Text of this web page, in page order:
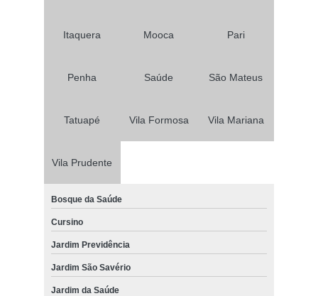
Itaquera Mooca Pari
Penha Saúde São Mateus
Tatuapé Vila Formosa Vila Mariana
Vila Prudente
Bosque da Saúde
Cursino
Jardim Previdência
Jardim São Savério
Jardim da Saúde